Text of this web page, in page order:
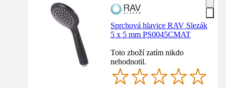
Sprchová hlavice RAV Slezák
5 x 5 mm PS0045CMAT
Toto zboží zatím nikdo
nehodnotil.